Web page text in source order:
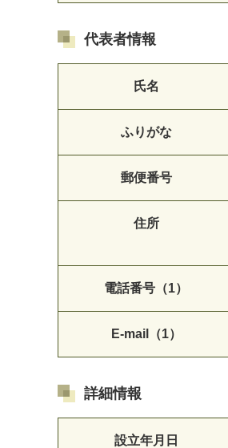
代表者情報
氏名
ふりがな
郵便番号
住所
電話番号（1）
E-mail（1）
詳細情報
設立年月日